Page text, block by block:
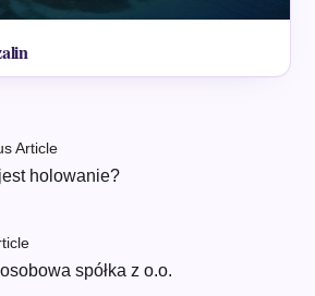
Article
holowanie?
spółka z o.o.